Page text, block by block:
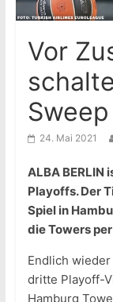
Vor
24. Mai 2021
ALBA BERLIN
Playoffs. Der
Spiel in
die Towers
Endlich
dritte Playoff-
Hamburg